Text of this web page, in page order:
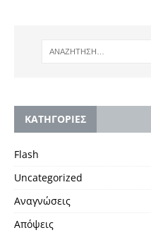
KΑΤΗΓΟΡΙΕΣ
Flash
Uncategorized
Αναγνώσεις
Απόψεις